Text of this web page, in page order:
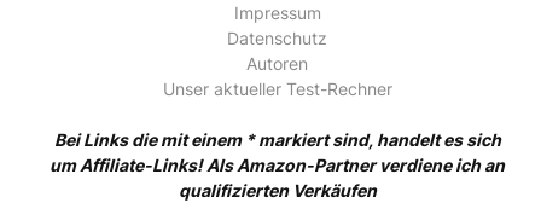
Impressum
Datenschutz
Autoren
Unser aktueller Test-Rechner
Bei Links die mit einem * markiert sind, handelt es sich
um Affiliate-Links! Als Amazon-Partner verdiene ich an
qualifizierten Verkäufen